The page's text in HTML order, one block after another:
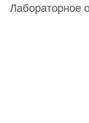
Лабораторное